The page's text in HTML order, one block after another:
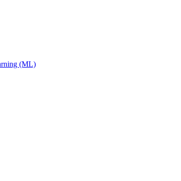
(ML)